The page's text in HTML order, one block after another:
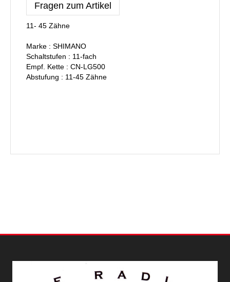
Fragen zum Artikel
11- 45 Zähne
Marke : SHIMANO
Schaltstufen : 11-fach
Empf. Kette : CN-LG500
Abstufung : 11-45 Zähne